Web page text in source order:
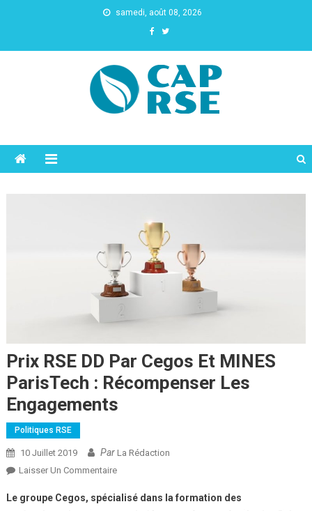
samedi, août 08, 2026
Prix RSE DD Par Cegos Et MINES
ParisTech : Récompenser Les
Engagements
Politiques RSE
10 Juillet 2019 Par La Rédaction
Laisser Un CommentaireSur
RSE
Le groupe Cegos, spécialisé dans la formation des